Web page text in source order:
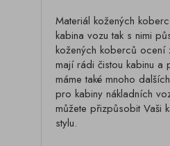
Materiál kožených
kabina vozu tak s nimi
kožených koberců ocení
mají rádi čistou kabinu
máme také mnoho
pro kabiny nákladních
můžete přizpůsobit Vaši
stylu.